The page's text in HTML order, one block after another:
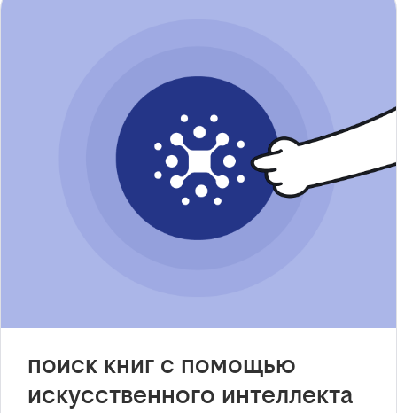
поиск книг с помощью
искусственного интеллекта